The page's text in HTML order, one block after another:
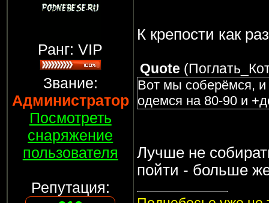
Ранг: VIP
Звание:
Администратор
Посмотреть
снаряжение
пользователя
Репутация:
К крепости как
Quote (
Вот мы соберёмся,
одемся на 80-90 и
Лучше не
пойти - больше